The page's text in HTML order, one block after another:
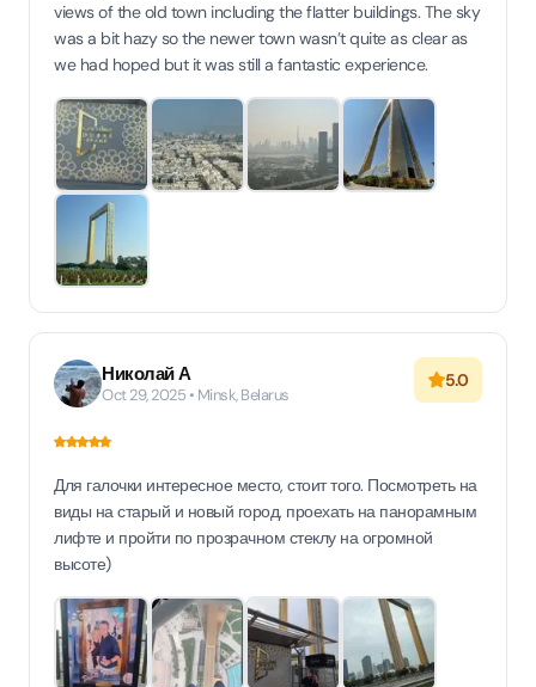
views of the old town including the flatter buildings. The sky
was a bit hazy so the newer town wasn’t quite as clear as
we had hoped but it was still a fantastic experience.
Николай А
Oct 29, 2025 • Minsk, Belarus
5.0
Для галочки интересное место, стоит того. Посмотреть на
виды на старый и новый город, проехать на панорамным
лифте и пройти по прозрачном стеклу на огромной
высоте)